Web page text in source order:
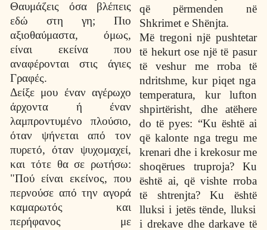
Θαυμάζεις όσα βλέπεις
εδώ στη γη; Πιο
αξιοθαύμαστα, όμως,
είναι εκείνα που
αναφέρονται στις άγιες
Γραφές.
Δείξε μου έναν αγέρωχο
άρχοντα ή έναν
λαμπροντυμένο πλούσιο,
όταν ψήνεται από τον
πυρετό, όταν ψυχομαχεί,
και τότε θα σε ρωτήσω:
"Πού είναι εκείνος, που
περνούσε από την αγορά
καμαρωτός και
περήφανος με
që përmenden në
Shkrimet e Shënjta.
Më tregoni një pushtetar
të hekurt ose njëtë pasur
të veshur me rroba të
ndritshme, kur piqet nga
temperatura, kur lufton
shpirtërisht, dhe atëhere
do të pyes: “Ku ështëai
që kalonte nga tregu me
krenari dhe i krekosur me
shoqërues truproja? Ku
është ai, që vishte rroba
të shtrenjta? Ku është
lluksi i jetës tënde, lluksi
i drekave dhe darkave të